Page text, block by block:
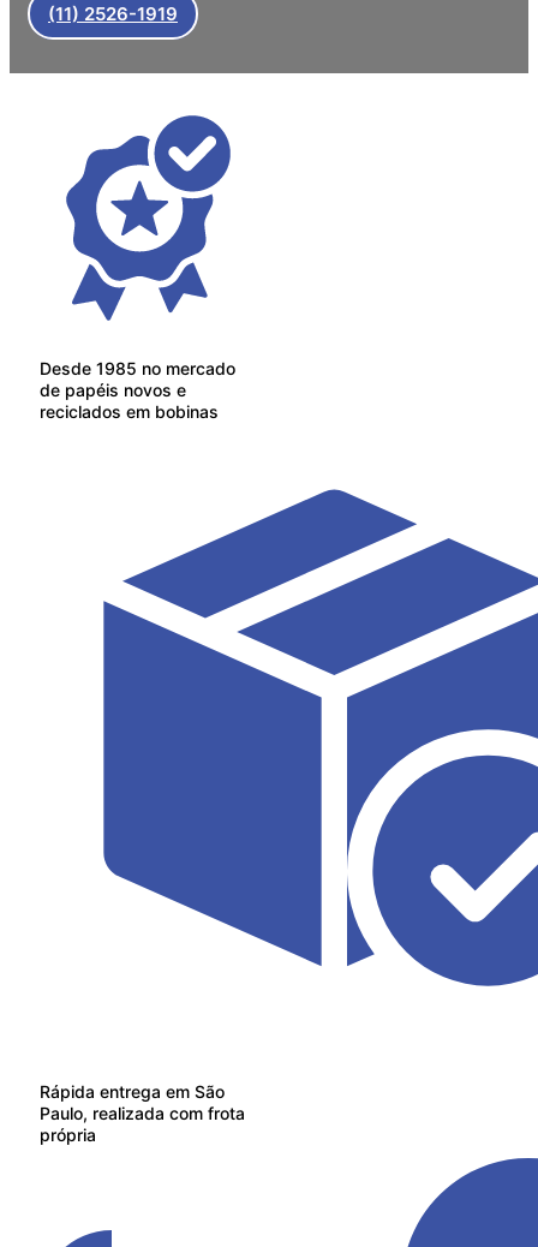
(11) 2526-1919
Desde 1985 no mercado
de papéis novos e
reciclados em bobinas
Rápida entrega em São
Paulo, realizada com frota
própria